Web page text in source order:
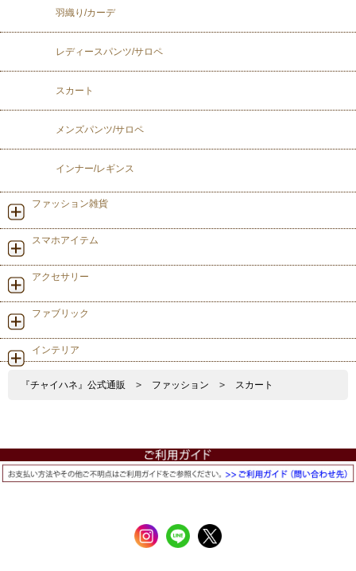
羽織り/カーデ
レディースパンツ/サロペ
スカート
メンズパンツ/サロペ
インナー/レギンス
ファッション雑貨
スマホアイテム
アクセサリー
ファブリック
インテリア
『チャイハネ』公式通販 > ファッション > スカート